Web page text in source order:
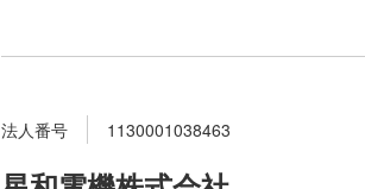
法人番号 1130001038463